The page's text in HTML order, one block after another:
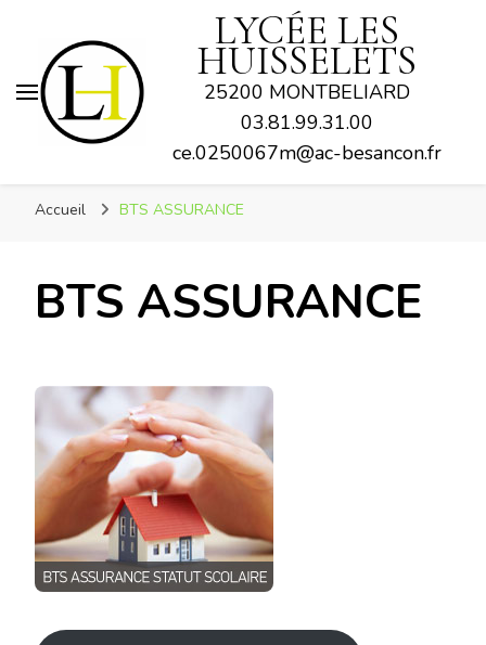
LYCÉE LES
HUISSELETS
25200 MONTBELIARD
03.81.99.31.00
ce.0250067m@ac-besancon.fr
Accueil BTS ASSURANCE
BTS ASSURANCE